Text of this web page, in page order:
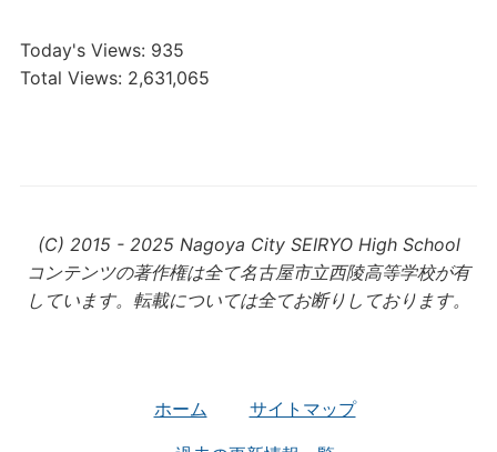
Today's Views: 935
Total Views: 2,631,065
(C) 2015 - 2025 Nagoya City SEIRYO High School
コンテンツの著作権は全て名古屋市立西陵高等学校が有
しています。転載については全てお断りしております。
ホーム サイトマップ